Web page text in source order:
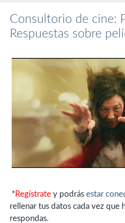
Consultorio de cine:
Respuestas sobre
* Regístrate y podrás estar
rellenar tus datos cada vez que
respondas.